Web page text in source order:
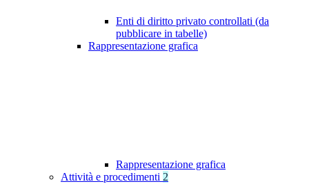
Enti di diritto privato controllati (da
pubblicare in tabelle)
Rappresentazione grafica
Rappresentazione grafica
Attività e procedimenti 2